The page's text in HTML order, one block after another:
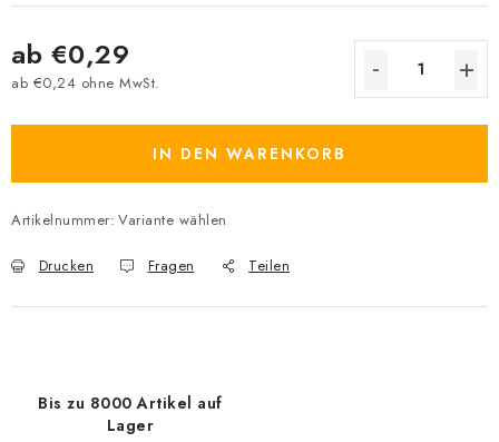
ab €0,29
ab €0,24 ohne MwSt.
IN DEN WARENKORB
Artikelnummer: Variante wählen
Drucken Fragen Teilen
Bis zu 8000 Artikel auf
Lager